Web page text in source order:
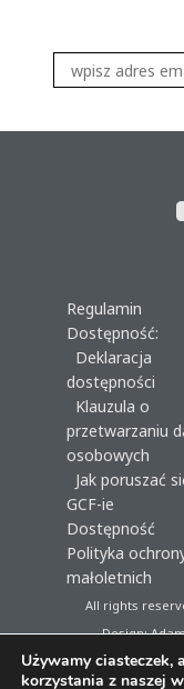
Regulamin
Dostępność:
Deklaracja
dostępności
Klauzula o
przetwarzaniu
osobowych
Jak poruszać
GCF-ie
Dostępność
Polityka
małoletnich
All rights
Design:
Używamy ciasteczek,
korzystania z naszej